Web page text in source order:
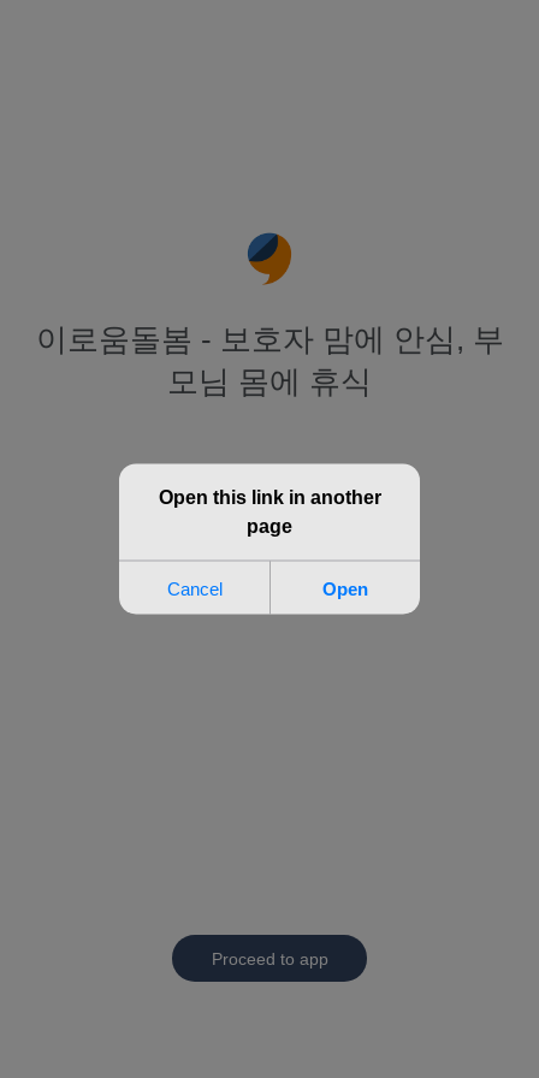
이로움돌봄 - 보호자 맘에 안심, 부
모님 몸에 휴식
Proceed to app